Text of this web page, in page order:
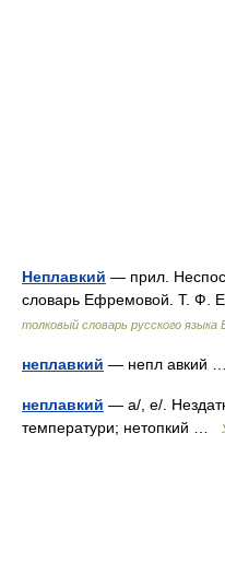
Неплавкий — прил.
словарь Ефремовой. Т. Ф.
толковый словарь русского языка
неплавкий — непл авкий
неплавкий — а/, е/.
температури; нетопкий …